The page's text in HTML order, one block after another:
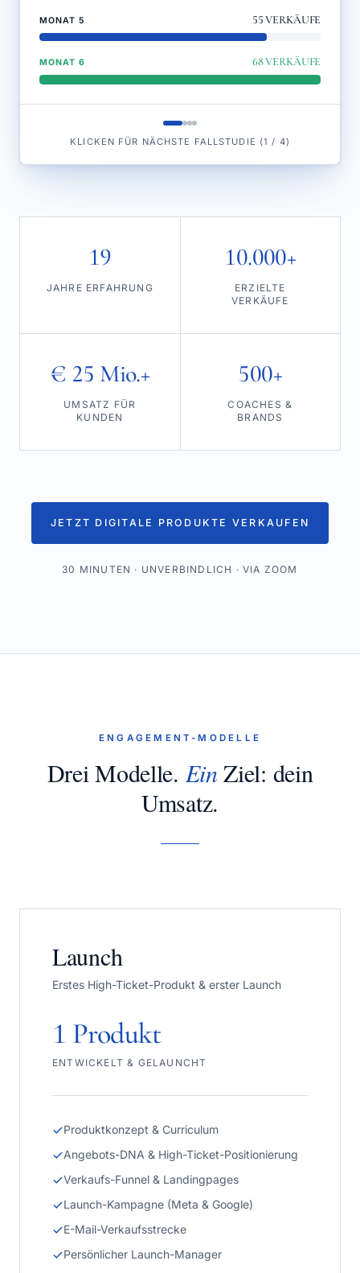
MONAT 5 55VERKÄUFE
MONAT 6 68VERKÄUFE
KLICKEN FÜR NÄCHSTE FALLSTUDIE (1 / 4)
19
JAHRE ERFAHRUNG
10.000+
ERZIELTE
VERKÄUFE
€ 25 Mio.+
UMSATZ FÜR
KUNDEN
500+
COACHES &
BRANDS
JETZT DIGITALE PRODUKTE VERKAUFEN
30 MINUTEN · UNVERBINDLICH · VIA ZOOM
ENGAGEMENT-MODELLE
Drei Modelle. Ein Ziel: dein
Umsatz.
Launch
Erstes High-Ticket-Produkt & erster Launch
1 Produkt
ENTWICKELT & GELAUNCHT
Produktkonzept & Curriculum
Angebots-DNA & High-Ticket-Positionierung
Verkaufs-Funnel & Landingpages
Launch-Kampagne (Meta & Google)
E-Mail-Verkaufsstrecke
Persönlicher Launch-Manager